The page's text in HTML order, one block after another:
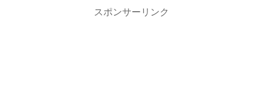
スポンサーリンク